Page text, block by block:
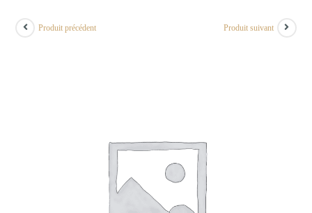
Produit précédent Produit suivant